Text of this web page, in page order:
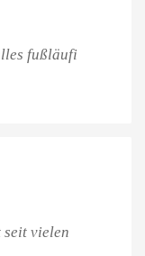
fußläufi
vielen